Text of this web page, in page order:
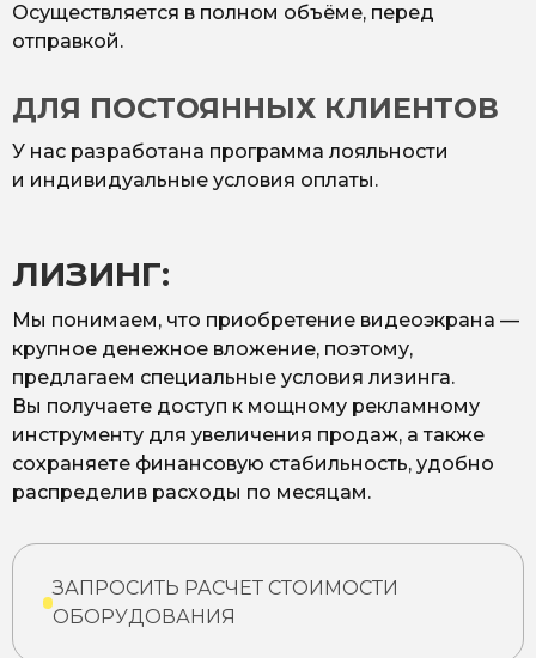
Осуществляется в полном объёме, перед
отправкой.
ДЛЯ ПОСТОЯННЫХ КЛИЕНТОВ
У нас разработана программа лояльности
и индивидуальные условия оплаты.
ЛИЗИНГ:
Мы понимаем, что приобретение видеоэкрана —
крупное денежное вложение, поэтому,
предлагаем специальные условия лизинга.
Вы получаете доступ к мощному рекламному
инструменту для увеличения продаж, а также
сохраняете финансовую стабильность, удобно
распределив расходы по месяцам.
ЗАПРОСИТЬ РАСЧЕТ СТОИМОСТИ
ОБОРУДОВАНИЯ